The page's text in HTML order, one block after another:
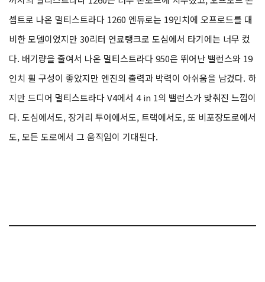
셉트로 나온 멀티스트라다 1260 엔듀로는 19인치에 오프로드를 대
비한 모델이었지만 30리터 연료탱크로 도심에서 타기에는 너무 컸
다. 배기량을 줄여서 나온 멀티스트라다 950은 뛰어난 밸런스와 19
인치 휠 구성이 좋았지만 엔진의 출력과 박력이 아쉬움을 남겼다. 하
지만 드디어 멀티스트라다 V4에서 4 in 1의 밸런스가 맞춰진 느낌이
다. 도심에서도, 장거리 투어에서도, 트랙에서도, 또 비포장도로에서
도, 모든 도로에서 그 움직임이 기대된다.